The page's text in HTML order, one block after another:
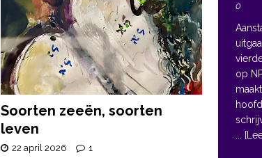
Soorten zeeën, soorten
leven
22 april 2026 1
0
op
...